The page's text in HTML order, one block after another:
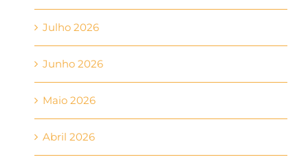
Julho 2026
Junho 2026
Maio 2026
Abril 2026